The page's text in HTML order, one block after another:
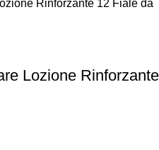
Lozione Rinforzante